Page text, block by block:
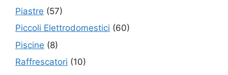
Piastre (57)
Piccoli Elettrodomestici (60)
Piscine (8)
Raffrescatori (10)